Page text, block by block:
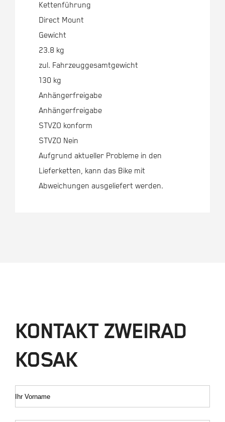
Kettenführung
Direct Mount
Gewicht
23.8 kg
zul. Fahrzeuggesamtgewicht
130 kg
Anhängerfreigabe
Anhängerfreigabe
STVZO konform
STVZO Nein
Aufgrund aktueller Probleme in den
Lieferketten, kann das Bike mit
Abweichungen ausgeliefert werden.
KONTAKT ZWEIRAD
KOSAK
Ihr Vorname